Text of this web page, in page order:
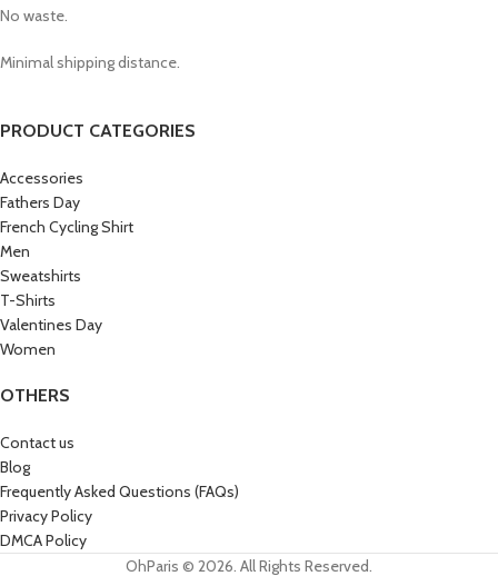
No waste.
Minimal shipping distance.
PRODUCT CATEGORIES
Accessories
Fathers Day
French Cycling Shirt
Men
Sweatshirts
T-Shirts
Valentines Day
Women
OTHERS
Contact us
Blog
Frequently Asked Questions (FAQs)
Privacy Policy
DMCA Policy
OhParis © 2026. All Rights Reserved.